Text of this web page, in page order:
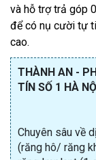
và hỗ trợ trả góp
để có nụ cười tự
cao.
THÀNH AN -
TÍN SỐ 1 HÀ
Chuyên sâu về
(răng hô/ răng